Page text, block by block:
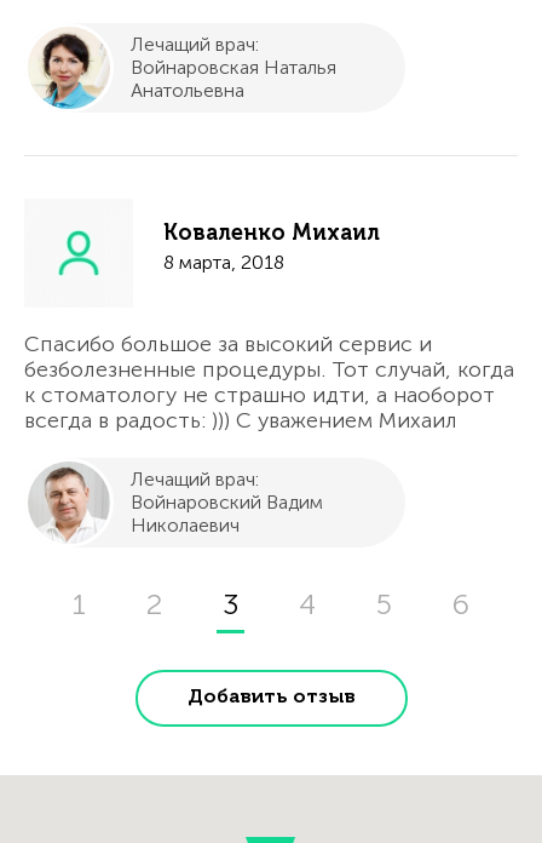
Лечащий врач:
Войнаровская Наталья
Анатольевна
Коваленко Михаил
8 марта, 2018
Спасибо большое за высокий сервис и
безболезненные процедуры. Тот случай, когда
к стоматологу не страшно идти, а наоборот
всегда в радость: ))) С уважением Михаил
Лечащий врач:
Войнаровский Вадим
Николаевич
Страницы
1 2 3 4 5 6
Добавить отзыв